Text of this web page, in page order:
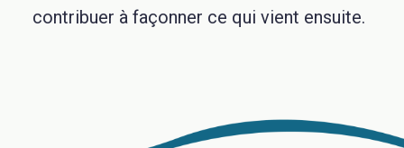
contribuer à façonner ce qui vient ensuite.